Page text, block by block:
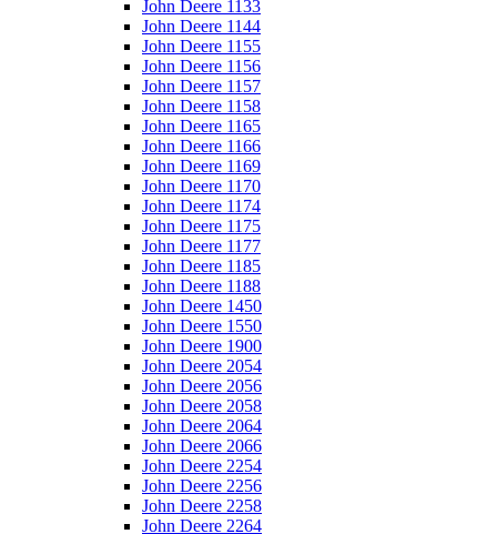
John Deere 1133
John Deere 1144
John Deere 1155
John Deere 1156
John Deere 1157
John Deere 1158
John Deere 1165
John Deere 1166
John Deere 1169
John Deere 1170
John Deere 1174
John Deere 1175
John Deere 1177
John Deere 1185
John Deere 1188
John Deere 1450
John Deere 1550
John Deere 1900
John Deere 2054
John Deere 2056
John Deere 2058
John Deere 2064
John Deere 2066
John Deere 2254
John Deere 2256
John Deere 2258
John Deere 2264